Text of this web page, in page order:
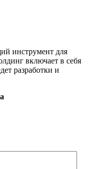
инструмент для
включает в себя
разработки и